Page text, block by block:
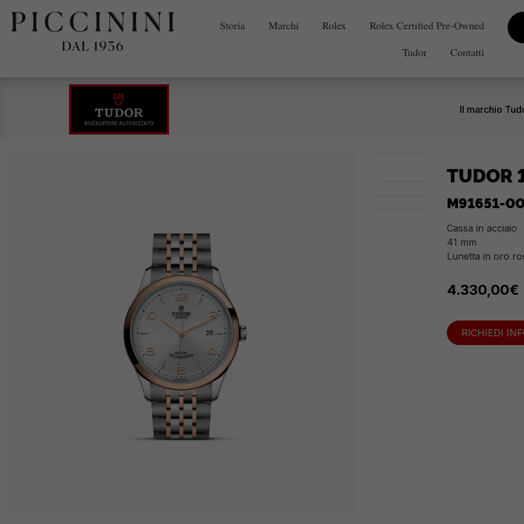
Storia Marchi Rolex
Rolex Certified Pre-Owned
Tudor
Contatti
Il marchio
TUDOR
M91651-
Cassa in acciaio
41 mm
Lunetta in oro
4.330,00€
RICHIEDI